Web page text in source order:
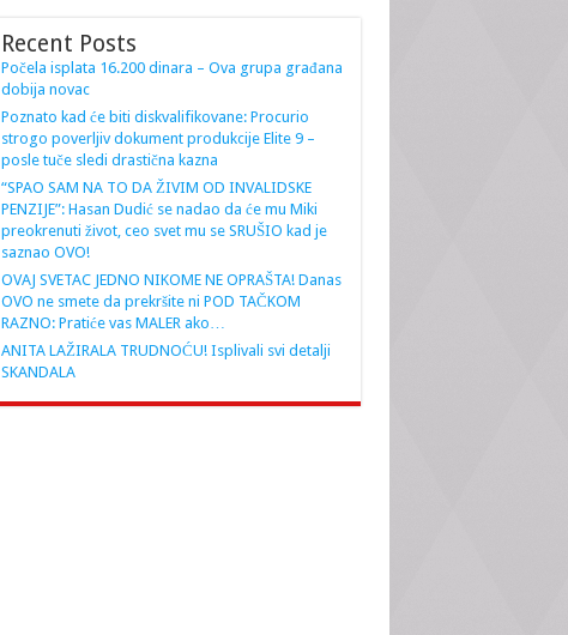
Recent Posts
Počela isplata 16.200 dinara – Ova grupa građana
dobija novac
Poznato kad će biti diskvalifikovane: Procurio
strogo poverljiv dokument produkcije Elite 9 –
posle tuče sledi drastična kazna
“SPAO SAM NA TO DA ŽIVIM OD INVALIDSKE
PENZIJE”: Hasan Dudić se nadao da će mu Miki
preokrenuti život, ceo svet mu se SRUŠIO kad je
saznao OVO!
OVAJ SVETAC JEDNO NIKOME NE OPRAŠTA! Danas
OVO ne smete da prekršite ni POD TAČKOM
RAZNO: Pratiće vas MALER ako…
ANITA LAŽIRALA TRUDNOĆU! Isplivali svi detalji
SKANDALA